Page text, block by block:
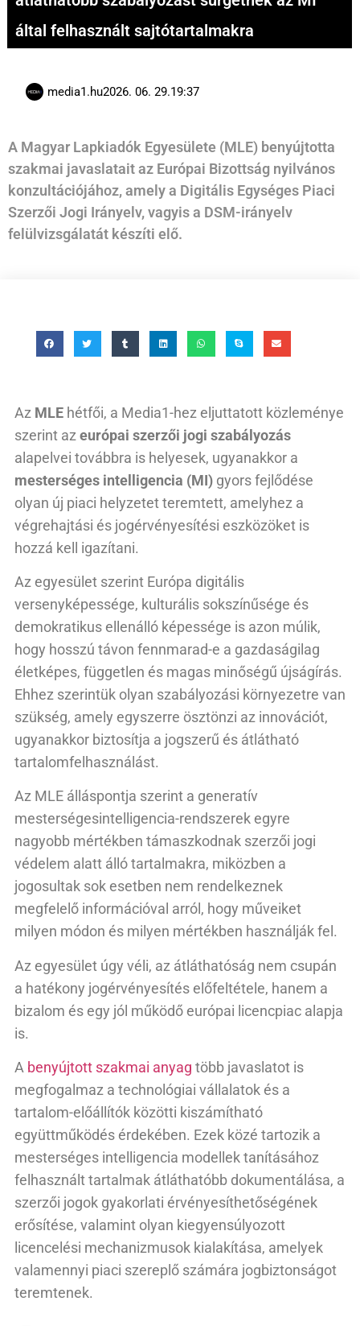
által felhasznált sajtótartalmakra
media1.hu2026. 06. 29.19:37
A Magyar Lapkiadók Egyesülete (MLE) benyújtotta
szakmai javaslatait az Európai Bizottság nyilvános
konzultációjához, amely a Digitális Egységes Piaci
Szerzői Jogi Irányelv, vagyis a DSM-irányelv
felülvizsgálatát készíti elő.
Az MLE hétfői, a Media1-hez eljuttatott közleménye
szerint az európai szerzői jogi szabályozás
alapelvei továbbra is helyesek, ugyanakkor a
mesterséges intelligencia (MI) gyors fejlődése
olyan új piaci helyzetet teremtett, amelyhez a
végrehajtási és jogérvényesítési eszközöket is
hozzá kell igazítani.
Az egyesület szerint Európa digitális
versenyképessége, kulturális sokszínűsége és
demokratikus ellenálló képessége is azon múlik,
hogy hosszú távon fennmarad-e a gazdaságilag
életképes, független és magas minőségű újságírás.
Ehhez szerintük olyan szabályozási környezetre van
szükség, amely egyszerre ösztönzi az innovációt,
ugyanakkor biztosítja a jogszerű és átlátható
tartalomfelhasználást.
Az MLE álláspontja szerint a generatív
mesterségesintelligencia-rendszerek egyre
nagyobb mértékben támaszkodnak szerzői jogi
védelem alatt álló tartalmakra, miközben a
jogosultak sok esetben nem rendelkeznek
megfelelő információval arról, hogy műveiket
milyen módon és milyen mértékben használják fel.
Az egyesület úgy véli, az átláthatóság nem csupán
a hatékony jogérvényesítés előfeltétele, hanem a
bizalom és egy jól működő európai licencpiac alapja
is.
A benyújtott szakmai anyag több javaslatot is
megfogalmaz a technológiai vállalatok és a
tartalom-előállítók közötti kiszámítható
együttműködés érdekében. Ezek közé tartozik a
mesterséges intelligencia modellek tanításához
felhasznált tartalmak átláthatóbb dokumentálása, a
szerzői jogok gyakorlati érvényesíthetőségének
erősítése, valamint olyan kiegyensúlyozott
licencelési mechanizmusok kialakítása, amelyek
valamennyi piaci szereplő számára jogbiztonságot
teremtenek.